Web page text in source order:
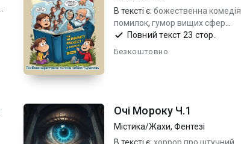
В тексті є: божественна комедія
помилок, гумор вищих сфер
(дослівно), сатира на створення
світу...
Повний текст 23 стор.
Безкоштовно
Очі Мороку Ч.1
Містика/Жахи, Фентезі